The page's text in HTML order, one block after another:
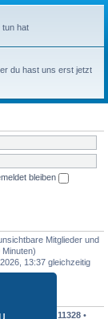
tun hat
du hast uns erst jetzt
bleiben
Mitglieder und
13:37 gleichzeitig
insgesamt 11328 •